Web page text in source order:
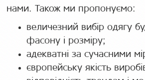
нами. Також ми пропонуємо:
величезний вибір одягу
фасону і розміру;
адекватні за сучасними
європейську якість